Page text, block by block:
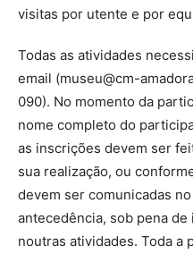
visitas por utente e por
Todas as atividades
email (museu@cm-
090). No momento da
nome completo do
as inscrições devem ser
sua realização, ou
devem ser comunicadas
antecedência, sob pena
noutras atividades. Toda a